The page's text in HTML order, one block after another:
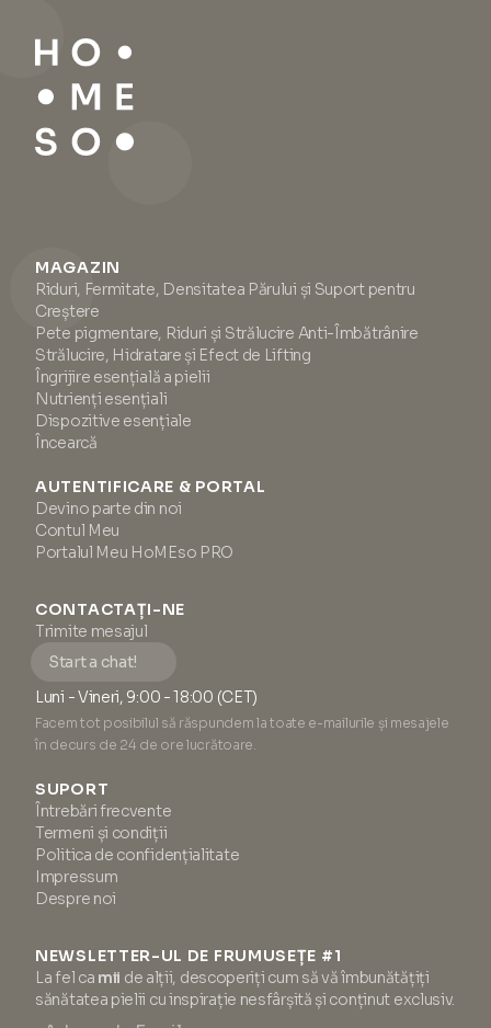
MAGAZIN
Riduri, Fermitate, Densitatea Părului și Suport pentru
Creștere
Pete pigmentare, Riduri și Strălucire Anti-Îmbătrânire
Strălucire, Hidratare și Efect de Lifting
Îngrijire esențială a pielii
Nutrienți esențiali
Dispozitive esențiale
Încearcă
AUTENTIFICARE & PORTAL
Devino parte din noi
Contul Meu
Portalul Meu HoMEso PRO
CONTACTAȚI-NE
Trimite mesajul
Start a chat!
Luni - Vineri, 9:00 - 18:00 (CET)
Facem tot posibilul să răspundem la toate e-mailurile și mesajele
în decurs de 24 de ore lucrătoare.
SUPORT
Întrebări frecvente
Termeni și condiții
Politica de confidențialitate
Impressum
Despre noi
NEWSLETTER-UL DE FRUMUSEȚE #1
La fel ca mii de alții, descoperiți cum să vă îmbunătățiți
sănătatea pielii cu inspirație nesfârșită și conținut exclusiv.